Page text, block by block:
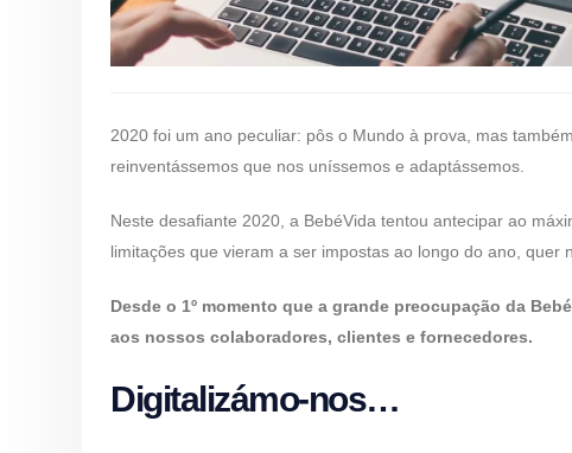
2020 foi um ano peculiar: pôs o Mundo à prova, mas
reinventássemos que nos uníssemos e adaptássemos.
Neste desafiante 2020, a BebéVida tentou antecipar ao
limitações que vieram a ser impostas ao longo do ano, quer
Desde o 1º momento que a grande preocupação da
aos nossos colaboradores, clientes e fornecedores.
Digitalizámo-nos…